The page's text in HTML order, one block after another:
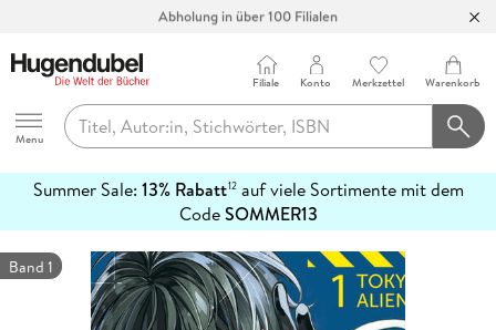
Abholung in über 100 Filialen
Hugendubel
Menu
Filiale Konto Merkzettel Warenkorb
Summer Sale: 13% Rabatt12auf viele Sortimente mit dem
CodeSOMMER13
erfahren
Band 1